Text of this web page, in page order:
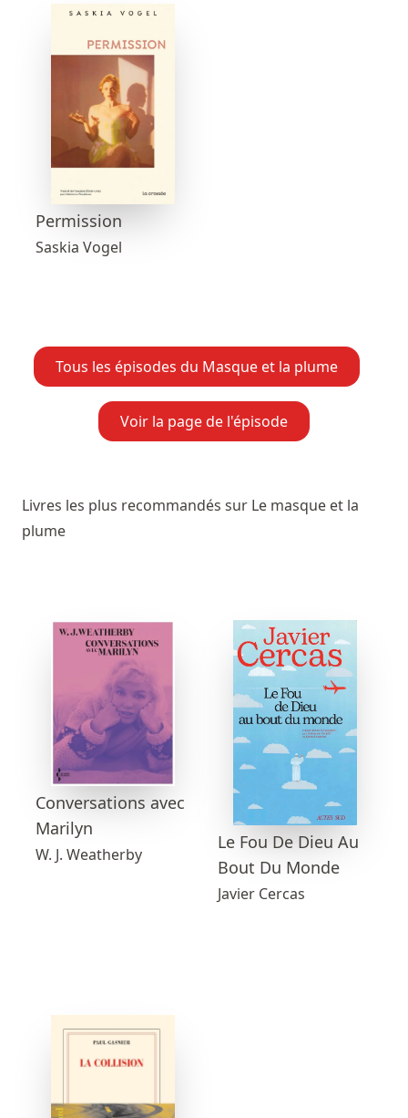
Permission
Saskia Vogel
Tous les épisodes du Masque et la plume
Voir la page de l'épisode
Livres les plus recommandés sur Le masque et la
plume
Conversations avec
Marilyn
W. J. Weatherby
Le Fou De Dieu Au
Bout Du Monde
Javier Cercas